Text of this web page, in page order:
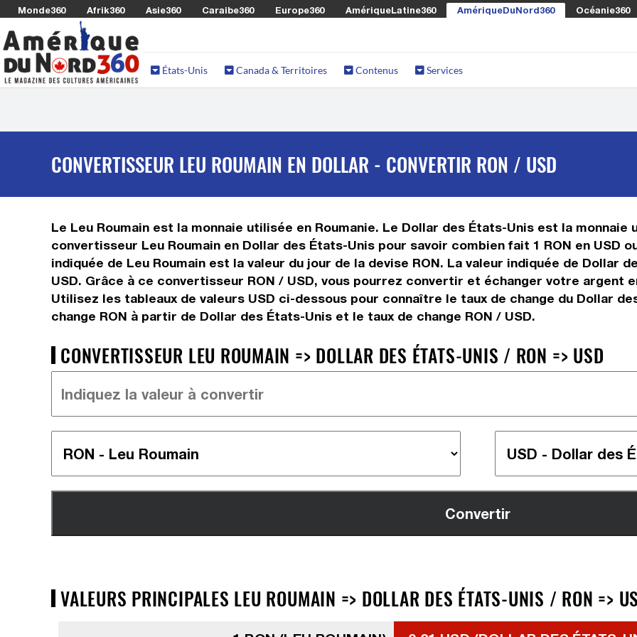
Monde360 Afrik360 Asie360 Caraibe360 Europe360 AmériqueLatine360 AmériqueDuNord360 Océanie360
États-Unis Canada & Territoires Contenus Services
CONVERTISSEUR LEU ROUMAIN EN DOLLAR - CONVERTIR RON / USD
Le Leu Roumain est la monnaie utilisée en Roumanie. Le Dollar des États-Unis est la
convertisseur Leu Roumain en Dollar des États-Unis pour savoir combien fait 1 RON en USD
indiquée de Leu Roumain est la valeur du jour de la devise RON. La valeur indiquée de Dollar
USD. Grâce à ce convertisseur RON / USD, vous pourrez convertir et échanger votre argent
Utilisez les tableaux de valeurs USD ci-dessous pour connaître le taux de change du Dollar
change RON à partir de Dollar des États-Unis et le taux de change RON / USD.
CONVERTISSEUR LEU ROUMAIN => DOLLAR DES ÉTATS-UNIS / RON => USD
VALEURS PRINCIPALES LEU ROUMAIN => DOLLAR DES ÉTATS-UNIS / RON =>